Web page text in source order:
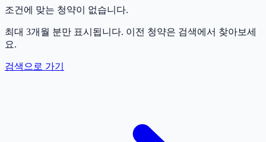
조건에 맞는 청약이 없습니다.
최대 3개월 분만 표시됩니다. 이전 청약은 검색에서 찾아보세
요.
검색으로 가기